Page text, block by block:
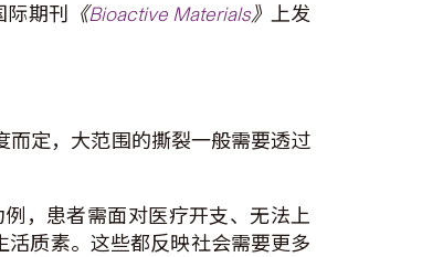
期刊
《Bioactive Materials》上发
而定，大范围的撕裂一般需要透过
，患者需面对医疗开支、无法上
质素。这些都反映社会需要更多